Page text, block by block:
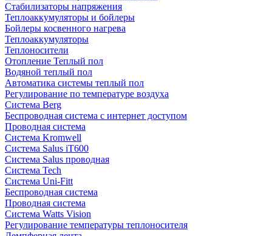
Стабилизаторы напряжения
Теплоаккумуляторы и бойлеры
Бойлеры косвенного нагрева
Теплоаккумуляторы
Теплоносители
Отопление Теплый пол
Водяной теплый пол
Автоматика системы теплый пол
Регулирование по температуре воздуха
Система Berg
Беспроводная система с интернет доступом
Проводная система
Система Kromwell
Система Salus iT600
Система Salus проводная
Система Tech
Система Uni-Fitt
Беспроводная система
Проводная система
Система Watts Vision
Регулирование температуры теплоносителя